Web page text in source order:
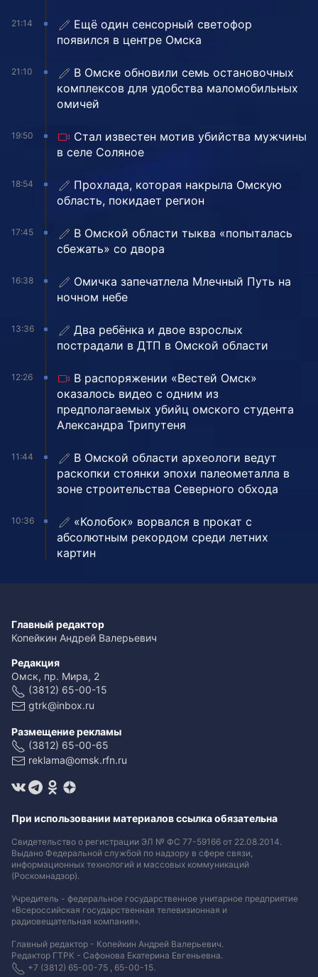
21:14
Ещё один сенсорный светофор
появился в центре Омска
21:10
В Омске обновили семь остановочных
комплексов для удобства маломобильных
омичей
19:50
Стал известен мотив убийства мужчины
в селе Соляное
18:54
Прохлада, которая накрыла Омскую
область, покидает регион
17:45
В Омской области тыква «попыталась
сбежать» со двора
16:38
Омичка запечатлела Млечный Путь на
ночном небе
13:36
Два ребёнка и двое взрослых
пострадали в ДТП в Омской области
12:26
В распоряжении «Вестей Омск»
оказалось видео с одним из
предполагаемых убийц омского студента
Александра Трипутеня
11:44
В Омской области археологи ведут
раскопки стоянки эпохи палеометалла в
зоне строительства Северного обхода
10:36
«Колобок» ворвался в прокат с
абсолютным рекордом среди летних
картин
Главный редактор
Копейкин Андрей Валерьевич
Редакция
Омск, пр. Мира, 2
(3812) 65-00-15
gtrk@inbox.ru
Размещение рекламы
(3812) 65-00-65
reklama@omsk.rfn.ru
При использовании материалов ссылка обязательна
Свидетельство о регистрации ЭЛ № ФС 77-59166 от 22.08.2014.
Выдано Федеральной службой по надзору в сфере связи,
информационных технологий и массовых коммуникаций
(Роскомнадзор).
Учредитель - федеральное государственное унитарное предприятие
«Всероссийская государственная телевизионная и
радиовещательная компания».
Главный редактор - Копейкин Андрей Валерьевич.
Редактор ГТРК - Сафонова Екатерина Евгеньевна.
+7 (3812) 65-00-75 , 65-00-15.